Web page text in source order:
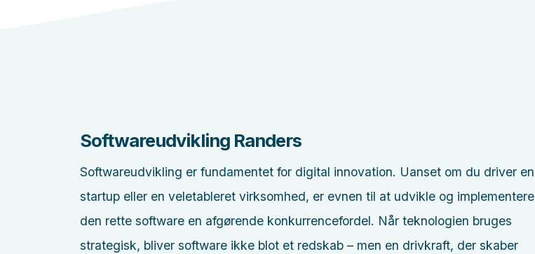
Softwareudvikling Randers
Softwareudvikling er fundamentet for digital innovation. Uanset om du driver en
startup eller en veletableret virksomhed, er evnen til at udvikle og implementere
den rette software en afgørende konkurrencefordel. Når teknologien bruges
strategisk, bliver software ikke blot et redskab – men en drivkraft, der skaber